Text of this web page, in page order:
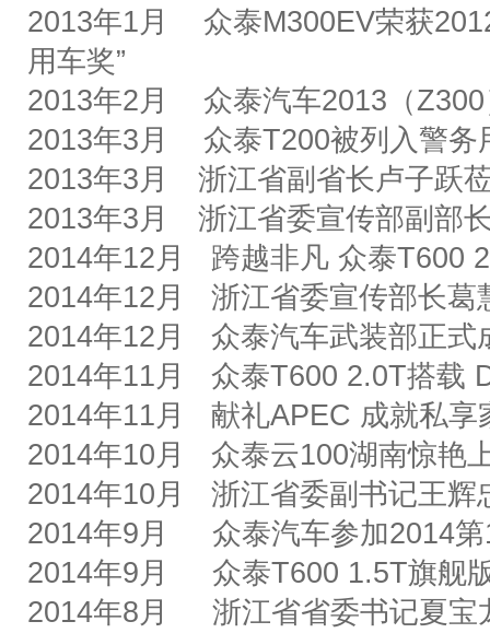
2013年1月 众泰M300EV荣获
用车奖”
2013年2月 众泰汽车2013 （Z300
2013年3月 众泰T200被列入警务
2013年3月 浙江省副省长卢子跃
2013年3月 浙江省委宣传部副部
2014年12月 跨越非凡 众泰T600
2014年12月
浙江省委宣传部长葛
2014年12月
众泰汽车武装部正式
2014年11月 众泰T600 2.0T搭载
2014年11月 献礼APEC 成就私享
2014年10月 众泰云100湖南惊艳
2014年10月
浙江省委副书记王辉
2014年9月 众泰汽车参加2014第
2014年9月 众泰T600 1.5T旗舰
2014年8月
浙江省省委书记夏宝